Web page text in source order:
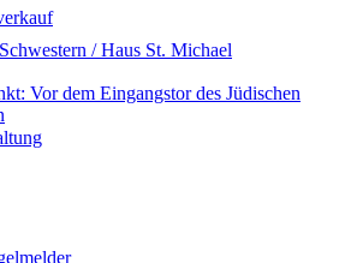
/ Haus St. Michael
Vor dem Eingangstor des Jüdischen